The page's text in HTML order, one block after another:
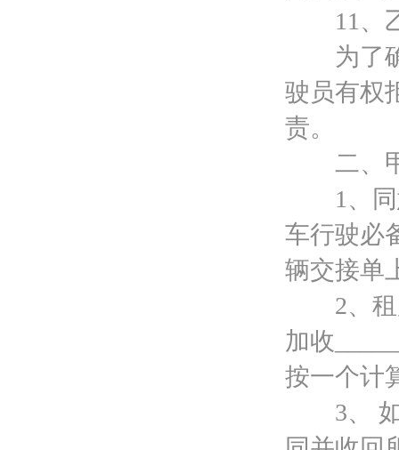
11、乙
为了确
驶员有权
责。
二、甲
1、同
车行驶必
辆交接单
2、租用
加收
按一个计
3、 如